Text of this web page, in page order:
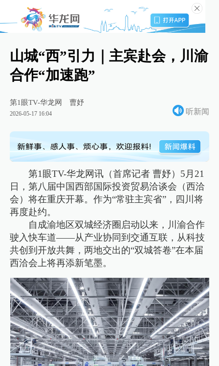
山城“西”引力｜主宾赴会，川渝
合作“加速跑”
第1眼TV-华龙网 曹妤
2026-05-17 16:04 听新闻
第1眼TV-华龙网讯（首席记者 曹妤）5月21
日，第八届中国西部国际投资贸易洽谈会（西洽
会）将在重庆开幕。作为“常驻主宾省”，四川将
再度赴约。
自成渝地区双城经济圈启动以来，川渝合作
驶入快车道——从产业协同到交通互联，从科技
共创到开放共舞，两地交出的“双城答卷”在本届
西洽会上将再添新笔墨。